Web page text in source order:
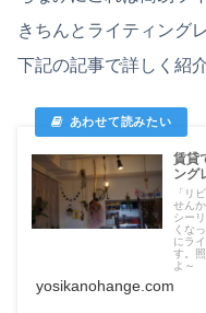
きちんとライティング
下記の記事で詳しく紹
賃貸
ング
「リ
せん
シー
くな
にラ
す。
よ～
yosikanohange.com